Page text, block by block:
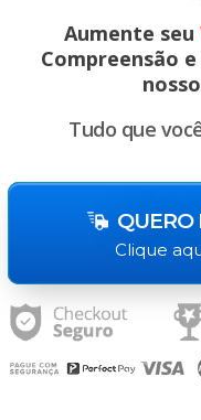
Aumente seu
Compreensão
Tudo que
QUERO
Clique